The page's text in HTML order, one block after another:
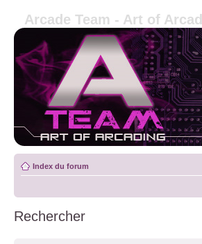
Arcade Team - Art of
Index du forum
Rechercher